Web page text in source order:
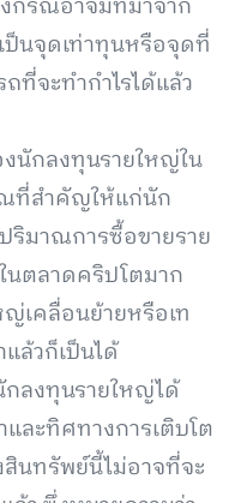
งกรณีอาจมีที่มาจาก
ป็นจุดเท่าทุนหรือจุดที่
ที่จะทำกำไรได้แล้ว
นักลงทุนรายใหญ่ใน
ที่สำคัญให้แก่นัก
ริมาณการซื้อขายราย
นตลาดคริปโตมาก
เคลื่อนย้ายหรือเท
ล้วก็เป็นได้
ลงทุนรายใหญ่ได้
ละทิศทางการเติบโต
นทรัพย์นี้ไม่อาจที่จะ